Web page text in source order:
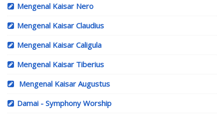
Mengenal Kaisar Nero
Mengenal Kaisar Claudius
Mengenal Kaisar Caligula
Mengenal Kaisar Tiberius
Mengenal Kaisar Augustus
Damai - Symphony Worship